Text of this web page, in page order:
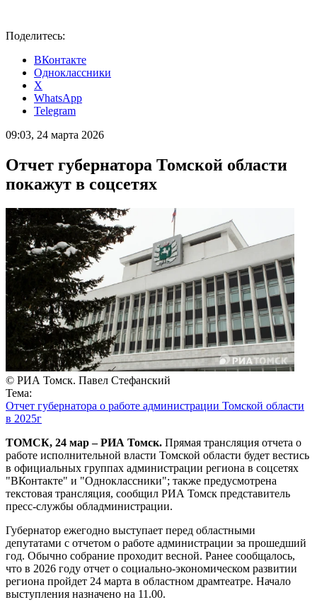
Поделитесь:
ВКонтакте
Одноклассники
X
WhatsApp
Telegram
09:03, 24 марта 2026
Отчет губернатора Томской области
покажут в соцсетях
© РИА Томск. Павел Стефанский
Тема:
Отчет губернатора о работе администрации Томской области
в 2025г
ТОМСК, 24 мар – РИА Томск. Прямая трансляция отчета о
работе исполнительной власти Томской области будет вестись
в официальных группах администрации региона в соцсетях
"ВКонтакте" и "Одноклассники"; также предусмотрена
текстовая трансляция, сообщил РИА Томск представитель
пресс-службы обладминистрации.
Губернатор ежегодно выступает перед областными
депутатами с отчетом о работе администрации за прошедший
год. Обычно собрание проходит весной. Ранее сообщалось,
что в 2026 году отчет о социально-экономическом развитии
региона пройдет 24 марта в областном драмтеатре. Начало
выступления назначено на 11.00.